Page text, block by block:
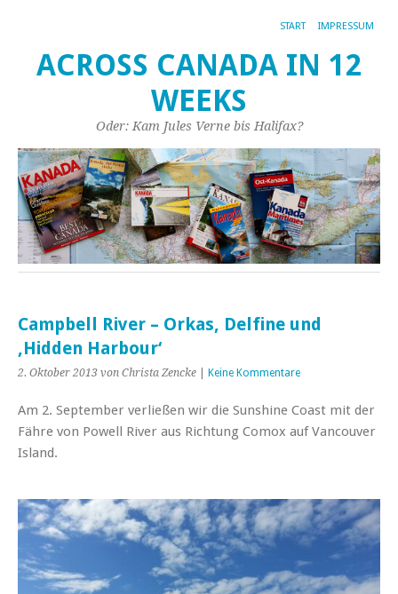
START IMPRESSUM
ACROSS CANADA IN 12
WEEKS
Oder: Kam Jules Verne bis Halifax?
Campbell River – Orkas, Delfine und
‚Hidden Harbour‘
2. Oktober 2013 von Christa Zencke Keine Kommentare
Am 2. September verließen wir die Sunshine Coast mit der
Fähre von Powell River aus Richtung Comox auf Vancouver
Island.